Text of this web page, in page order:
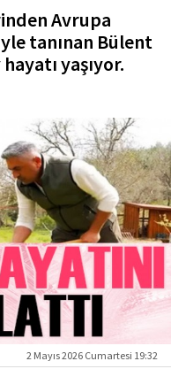
Avrupa
tanınan Bülent
yaşıyor.
2 Mayıs 2026 Cumartesi 19:32